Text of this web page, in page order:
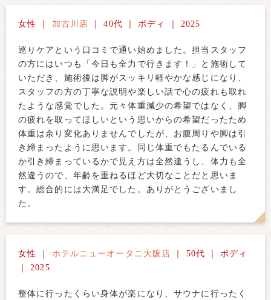
女性 ｜ 加古川店 ｜ 40代 ｜ ボディ ｜ 2025
巡りケアという口コミで通い始めました。担当スタッフ
の方にはいつも「今日も全力で行きます！」と施術して
いただき、施術後は脚がスッキリ軽やかな感じになり、
スタッフの方の丁寧な説明や楽しい話で心の疲れも取れ
たような感覚でした。元々体重減少の希望ではなく、脚
の疲れを取ってほしいという思いからの希望だったため
体重は余り変化ありませんでしたが、お腹周りや脚は引
き締まったように思います。同じ体重でもたるんでいる
か引き締まっているかで見え方は全然違うし、体力も全
然違うので、年齢を重ねるほど大切なことだと思いま
す。総合的には大満足でした。ありがとうございまし
た。
女性 ｜ ホテルニューオータニ大阪店 ｜ 50代 ｜ ボディ
｜ 2025
整体に行ったくらい身体が楽になり、サウナに行ったく